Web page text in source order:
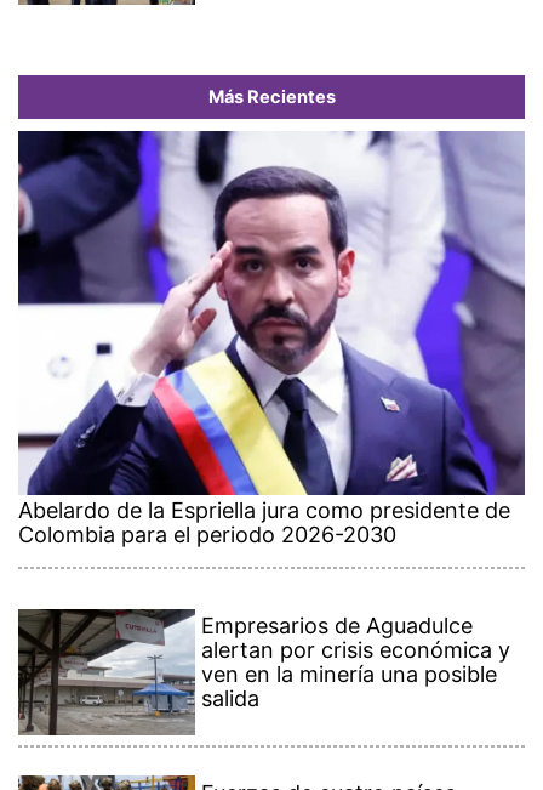
Más Recientes
Abelardo de la Espriella jura como presidente de
Colombia para el periodo 2026-2030
Empresarios de Aguadulce
alertan por crisis económica y
ven en la minería una posible
salida